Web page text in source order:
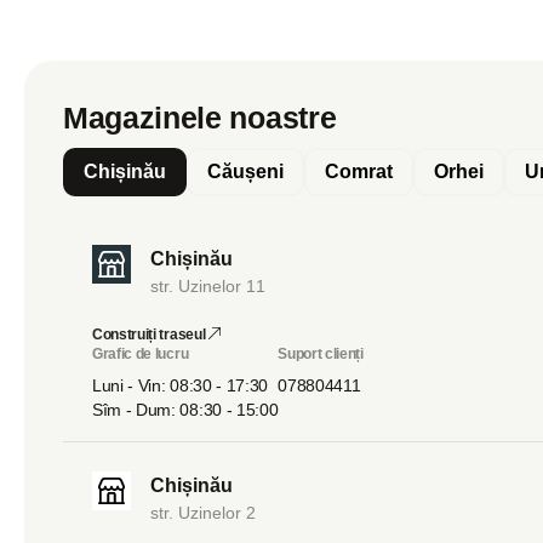
Magazinele noastre
Chișinău Căușeni Comrat Orhei
Chișinău
str. Uzinelor 11
Construiți traseul
Grafic de lucru
Luni - Vin: 08:30 - 17:30
Sîm - Dum: 08:30 - 15:00
Suport clienți
078804411
Chișinău
str. Uzinelor 2